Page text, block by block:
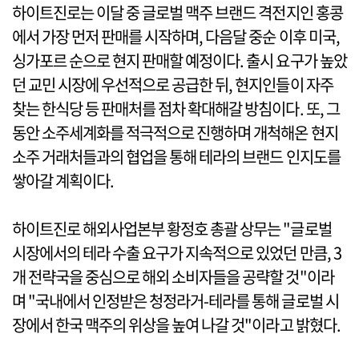
하이트진로는 이달 중 글로벌 맥주 브랜드 격전지인 홍콩
에서 가장 먼저 판매를 시작하며, 다음달 중순 이후 미국,
싱가포르 순으로 현지 판매할 예정이다. 출시 요구가 높았
던 교민 시장에 우선적으로 공급한 뒤, 현지인들이 자주
찾는 한식당 등 판매처를 점차 확대해갈 방침이다. 또, 그
동안 소주세계화를 적극적으로 진행하며 개척해온 현지
소주 거래처들과의 협업을 통해 테라의 브랜드 인지도를
쌓아갈 계획이다.
하이트진로 해외사업본부 황정호 총괄 상무는 "글로벌
시장에서의 테라 수출 요구가 지속적으로 있었던 만큼, 3
개 전략국을 중심으로 해외 소비자들을 공략할 것"이라
며 "국내에서 인정받은 청정라거-테라를 통해 글로벌 시
장에서 한국 맥주의 위상을 높여 나갈 것"이라고 밝혔다.